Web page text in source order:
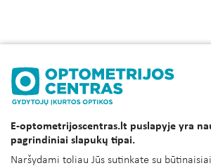
E-optometrijoscentras.lt puslapyje yra
pagrindiniai slapukų tipai.
Naršydami toliau Jūs sutinkate su